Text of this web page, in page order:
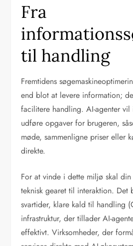
Fra
til handling
Fremtidens
end blot at levere information;
facilitere handling. AI-agenter
udføre opgaver for brugeren,
møde, sammenligne priser eller
direkte.
For at vinde i dette miljø skal
teknisk gearet til interaktion. Det
svartider, klare kald til handling
infrastruktur, der tillader AI-
effektivt. Virksomheder, der